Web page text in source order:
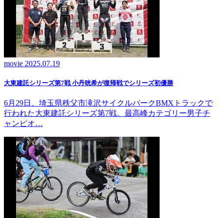
movie 2025.07.19
大東建託シリーズ第7戦 ⼩丹晄希が復帰戦でシリーズ初優勝
6月29日、埼玉県秩父市滝沢サイクルパークBMXトラックで
行われた大東建託シリーズ第7戦。最高峰カテゴリー男子チ
ャンピオ…